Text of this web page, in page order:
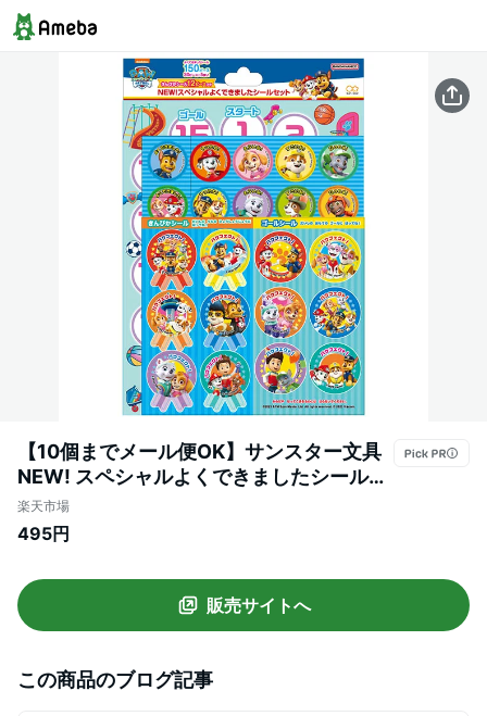
【10個までメール便OK】サンスター文具
NEW! スペシャルよくできましたシールセ
ット パウ・パトロール 150ピース+12ピー
ス 台紙6枚 2202278B
楽天市場
495円
販売サイトへ
この商品のブログ記事